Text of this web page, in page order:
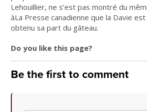
Lehouillier, ne s’est pas montré du
àLa Presse canadienne que la Davie est
obtenu sa part du gâteau.
Do you like this page?
Be the first to comment